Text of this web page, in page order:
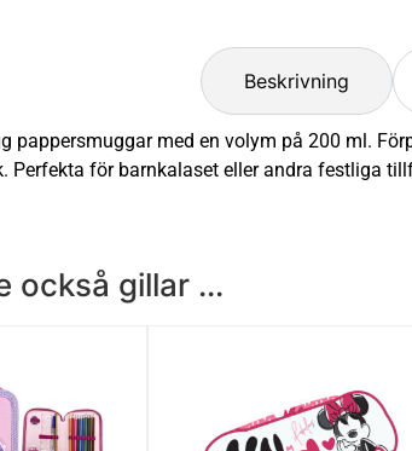
Beskrivning
pappersmuggar med en volym på 200 ml.
Perfekta för barnkalaset eller andra festliga
också gillar ...